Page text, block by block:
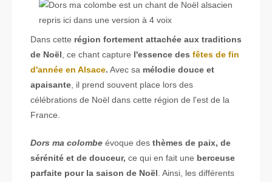
Dans cette région fortement attachée aux traditions
de Noël , ce chant capture l'essence des fêtes de fin
d'année en Alsace. Avec sa mélodie douce et
apaisante , il prend souvent place lors des
célébrations de Noël dans cette région de l'est de la
France.
Dors ma colombe évoque des thèmes de paix, de
sérénité et de douceur, ce qui en fait une berceuse
parfaite pour la saison de Noël . Ainsi, les différents